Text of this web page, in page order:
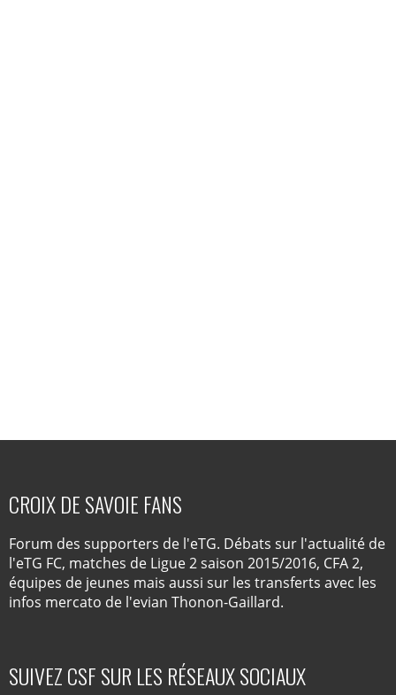
CROIX DE SAVOIE FANS
Forum des supporters de l'eTG. Débats sur l'actualité de
l'eTG FC, matches de Ligue 2 saison 2015/2016, CFA 2,
équipes de jeunes mais aussi sur les transferts avec les
infos mercato de l'evian Thonon-Gaillard.
SUIVEZ CSF SUR LES RÉSEAUX SOCIAUX